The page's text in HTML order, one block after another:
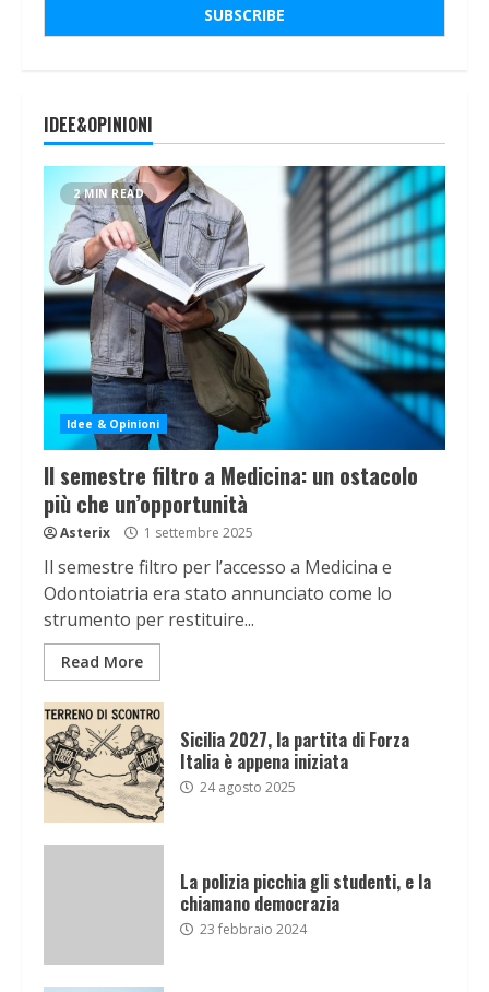
IDEE&OPINIONI
2 MIN READ
Idee & Opinioni
Il semestre filtro a Medicina: un ostacolo
più che un’opportunità
Asterix 1 settembre 2025
Il semestre filtro per l’accesso a Medicina e
Odontoiatria era stato annunciato come lo
strumento per restituire...
Read More
Sicilia 2027, la partita di Forza
Italia è appena iniziata
24 agosto 2025
La polizia picchia gli studenti, e la
chiamano democrazia
23 febbraio 2024